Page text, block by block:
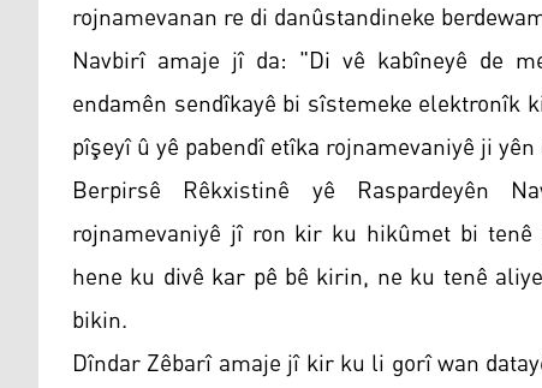
rojnamevanan re di danûstandineke
Navbirî amaje jî da: "Di vê kabîneyê de
endamên sendîkayê bi sîstemeke elektronîk
pîşeyî û yê pabendî etîka rojnamevaniyê ji
Berpirsê Rêkxistinê yê Raspardeyên
rojnamevaniyê jî ron kir ku hikûmet bi
hene ku divê kar pê bê kirin, ne ku tenê
bikin.
Dîndar Zêbarî amaje jî kir ku li gorî wan